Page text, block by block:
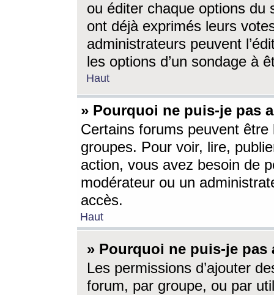
ou éditer chaque options du
ont déjà exprimés leurs
administrateurs peuvent
les options d’un sondage à
Haut
» Pourquoi ne puis-je pas
Certains forums peuvent être
groupes. Pour voir, lire,
action, vous avez besoin de
modérateur ou un
accès.
Haut
» Pourquoi ne puis-je
Les permissions d’ajouter
forum, par groupe, ou par